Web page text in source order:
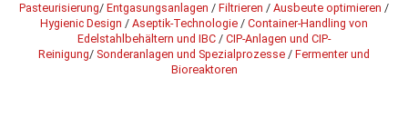
Pasteurisierung/ Entgasungsanlagen / Filtrieren / Ausbeute optimieren /
Hygienic Design / Aseptik-Technologie / Container-Handling von
Edelstahlbehältern und IBC / CIP-Anlagen und CIP-
Reinigung/ Sonderanlagen und Spezialprozesse / Fermenter und
Bioreaktoren